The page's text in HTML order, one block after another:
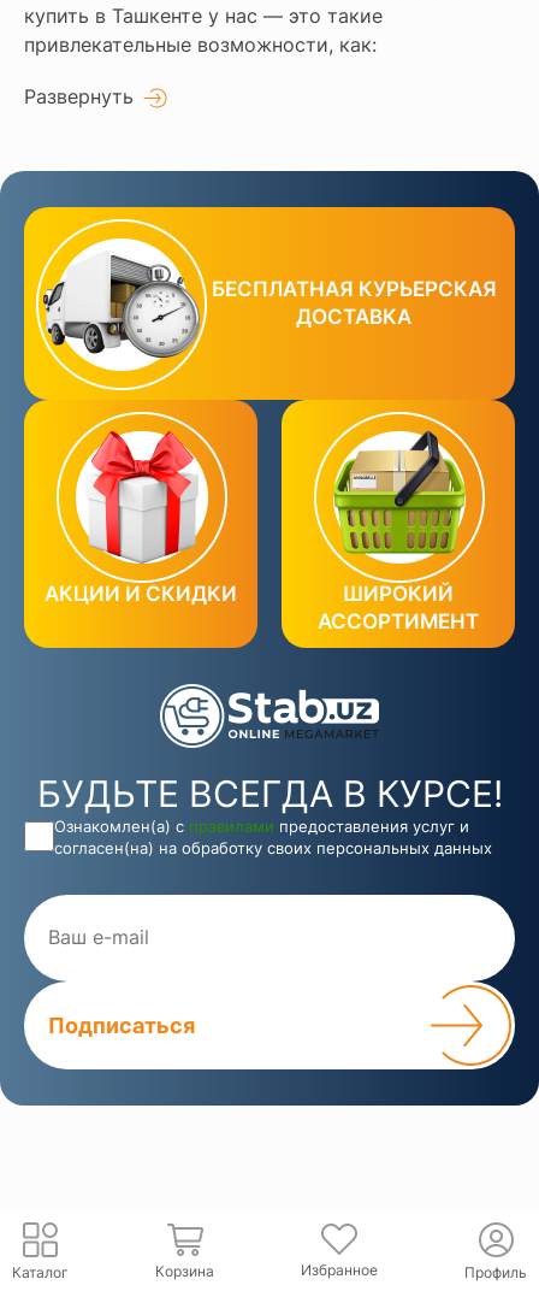
купить в Ташкенте у нас — это такие
привлекательные возможности, как:
Развернуть
БЕСПЛАТНАЯ КУРЬЕРСКАЯ
ДОСТАВКА
АКЦИИ И СКИДКИ
ШИРОКИЙ
АССОРТИМЕНТ
БУДЬТЕ ВСЕГДА В КУРСЕ!
Ознакомлен(а) с правилами предоставления услуг и
согласен(на) на обработку своих персональных данных
Подписаться
Каталог Корзина Избранное Профиль